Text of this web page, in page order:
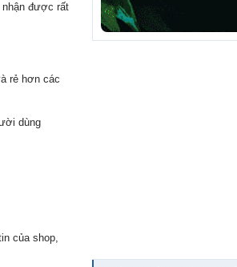
nhận được rất
rẻ hơn các
dùng
của shop,